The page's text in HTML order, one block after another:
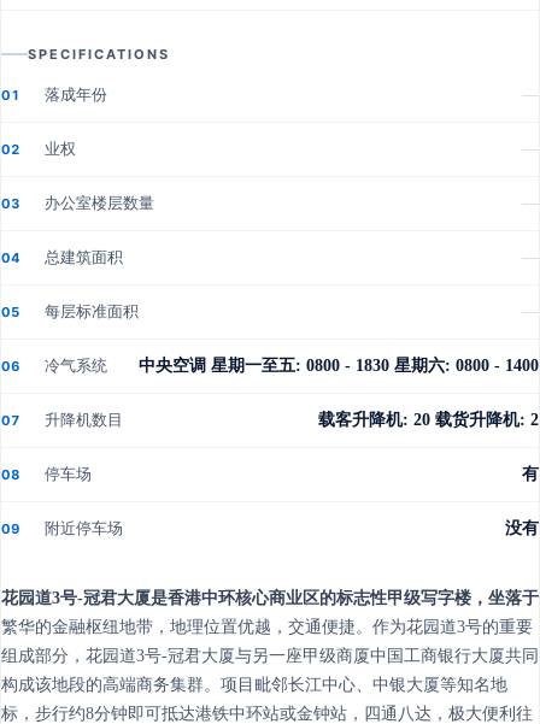
SPECIFICATIONS
01 落成年份 —
02 业权 —
03 办公室楼层数量 —
04 总建筑面积 —
05 每层标准面积 —
06 冷气系统 中央空调 星期一至五: 0800 - 1830 星期六: 0800 - 1400
07 升降机数目 载客升降机: 20 载货升降机: 2
08 停车场 有
09 附近停车场 没有
花园道3号-冠君大厦是香港中环核心商业区的标志性甲级写字楼，坐落于
繁华的金融枢纽地带，地理位置优越，交通便捷。作为花园道3号的重要
组成部分，花园道3号-冠君大厦与另一座甲级商厦中国工商银行大厦共同
构成该地段的高端商务集群。项目毗邻长江中心、中银大厦等知名地
标，步行约8分钟即可抵达港铁中环站或金钟站，四通八达，极大便利往